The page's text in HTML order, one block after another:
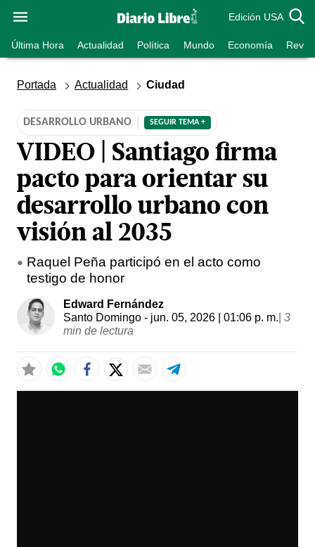
Edición USA
Última Hora Actualidad Política Mundo Economía
Portada Actualidad Ciudad
DESARROLLO URBANO SEGUIR TEMA +
VIDEO | Santiago firma
pacto para orientar su
desarrollo urbano con
visión al 2035
Raquel Peña participó en el acto como
testigo de honor
Edward Fernández
Santo Domingo - jun. 05, 2026 | 01:06 p. m. 3
min de lectura